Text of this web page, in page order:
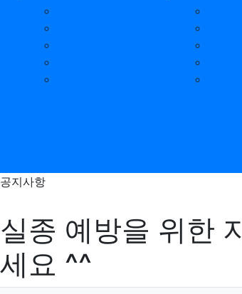
공지사항
실종 예방을 위한
세요 ^^